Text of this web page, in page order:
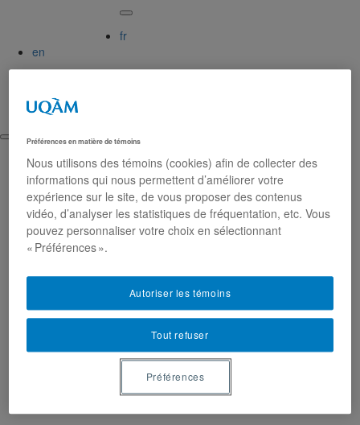
fr
en
Augmenter la taille du texte
Étudier à
l'UQAM
Vous êtes
Programmes, cours et admission
Nos campus
Rencontrez-nous
Programmes, cours et admission
Calendriers universitairesEn savoir plus
Préférences en matière de témoins
Nous utilisons des témoins (cookies) afin de collecter des
informations qui nous permettent d’améliorer votre
expérience sur le site, de vous proposer des contenus
vidéo, d’analyser les statistiques de fréquentation, etc. Vous
pouvez personnaliser votre choix en sélectionnant
« Préférences ».
Tout refuser
Autoriser les témoins
Préférences